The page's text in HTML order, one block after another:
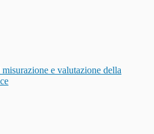
misurazione e valutazione della